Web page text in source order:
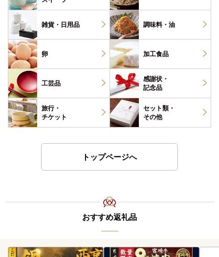
雑貨・ 日用品 調味料・ 油
卵 加工食品
工芸品
感謝状・
記念品
旅行・
チケット
セット類・
その他
トップページへ
おすすめ返礼品